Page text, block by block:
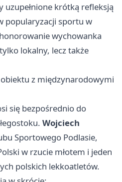
uzupełnione krótką refleksją
popularyzacji sportu w
wychowanka
lokalny, lecz także
z międzynarodowymi
się bezpośrednio do
Wojciech
Sportowego Podlasie,
w rzucie młotem i jeden
polskich lekkoatletów.